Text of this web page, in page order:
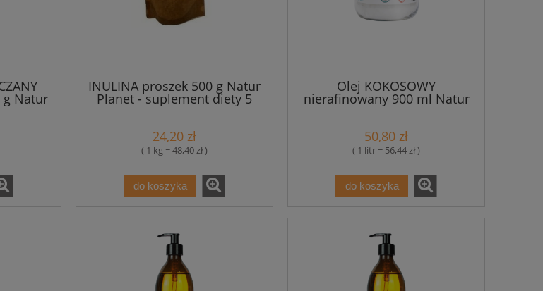
g Natur
INULINA proszek 500 g Natur
Planet - suplement diety 5
24,20 zł
( 1 kg = 48,40 zł )
do koszyka
Olej KOKOSOWY
nierafinowany 900 ml Natur
Planet
50,80 zł
( 1 litr = 56,44 zł )
do koszyka